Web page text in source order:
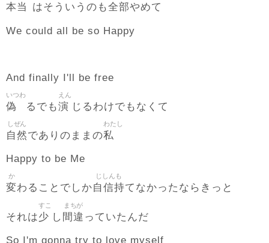
本当 はそういうのも全部やめて
We could all be so Happy
And finally I'll be free
偽
いつわ
るでも演
えん
じるわけでもなくて
自然
しぜん
でありのままの私
わたし
Happy to be Me
変
か
わることでしか自信持
じしんも
てなかったならきっと
それは少
すこ
し 間違
まちが
っていたんだ
So I'm gonna try to love myself